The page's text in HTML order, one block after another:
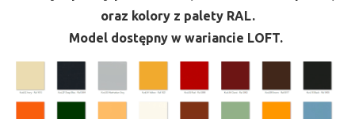
oraz kolory z palety RAL.
Model dostępny w wariancie LOFT.